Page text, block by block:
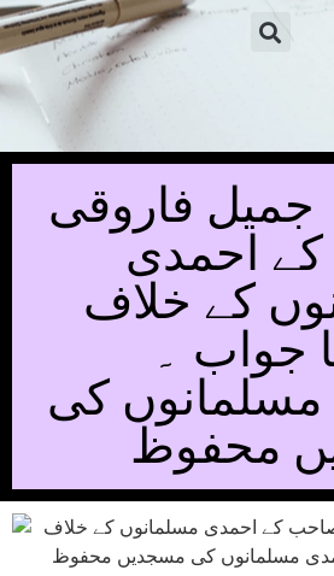
جمیل فاروقی
احمدی
کے خلاف
جواب ۔
مسلمانوں کی
محفوظ